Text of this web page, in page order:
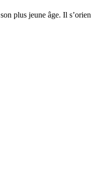
plus jeune âge. Il